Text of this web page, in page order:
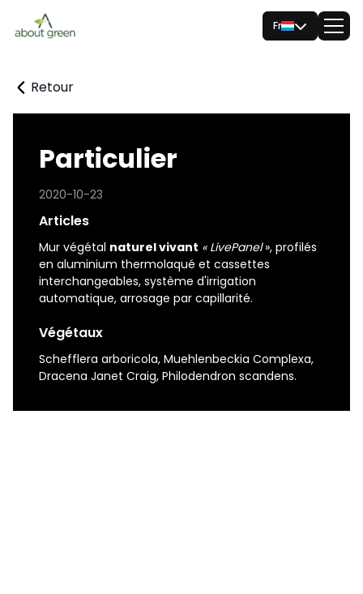
Fr
Retour
Particulier
2020-10-23
Articles
Mur végétal naturel vivant « LivePanel», profilés
en aluminium thermolaqué et cassettes
interchangeables, système d'irrigation
automatique, arrosage par capillarité.
Végétaux
Schefflera arboricola, Muehlenbeckia Complexa,
Dracena Janet Craig, Philodendron scandens.